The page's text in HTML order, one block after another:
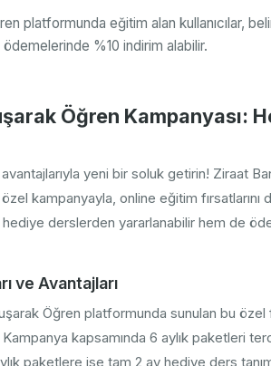
platformunda eğitim alan kullanıcılar,
%10 indirim alabilir.
Öğren Kampanyası:
yeni bir soluk getirin! Ziraat
kampanyayla, online eğitim
derslerden yararlanabilir hem de
ve Avantajları
Öğren platformunda sunulan bu özel
kapsamında 6 aylık paketleri
paketlere ise tam 2 ay hediye ders